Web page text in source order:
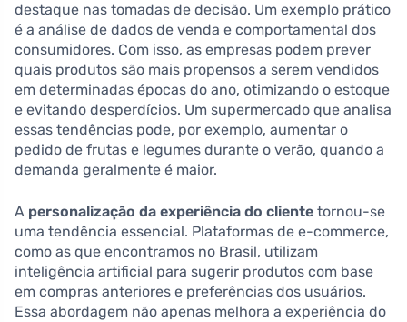
destaque nas tomadas de decisão. Um exemplo prático
é a análise de dados de venda e comportamental dos
consumidores. Com isso, as empresas podem prever
quais produtos são mais propensos a serem vendidos
em determinadas épocas do ano, otimizando o estoque
e evitando desperdícios. Um supermercado que analisa
essas tendências pode, por exemplo, aumentar o
pedido de frutas e legumes durante o verão, quando a
demanda geralmente é maior.
A personalização da experiência do cliente tornou-se
uma tendência essencial. Plataformas de e-commerce,
como as que encontramos no Brasil, utilizam
inteligência artificial para sugerir produtos com base
em compras anteriores e preferências dos usuários.
Essa abordagem não apenas melhora a experiência do